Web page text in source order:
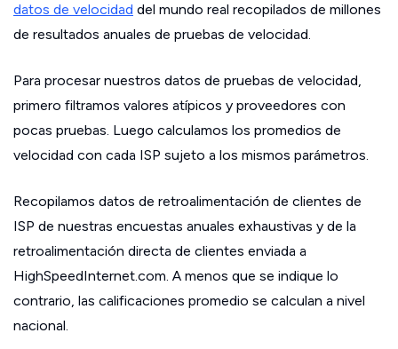
datos de velocidad del mundo real recopilados de millones
de resultados anuales de pruebas de velocidad.
Para procesar nuestros datos de pruebas de velocidad,
primero filtramos valores atípicos y proveedores con
pocas pruebas. Luego calculamos los promedios de
velocidad con cada ISP sujeto a los mismos parámetros.
Recopilamos datos de retroalimentación de clientes de
ISP de nuestras encuestas anuales exhaustivas y de la
retroalimentación directa de clientes enviada a
HighSpeedInternet.com. A menos que se indique lo
contrario, las calificaciones promedio se calculan a nivel
nacional.